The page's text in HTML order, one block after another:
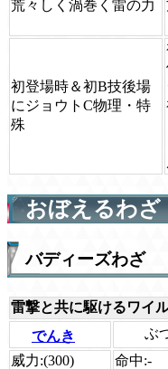
荒々しく渦巻く雷の力
初登場時＆初B技後場
にジョウトC物理・特
殊
おぼえるわざ
バディーズわざ
雷撃と共に駆けるワイ
でんき
ぶ
威力:(300) 命中:-